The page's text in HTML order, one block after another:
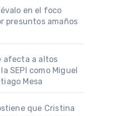
en el foco
presuntos amaños
afecta a altos
SEPI como Miguel
Mesa
que Cristina